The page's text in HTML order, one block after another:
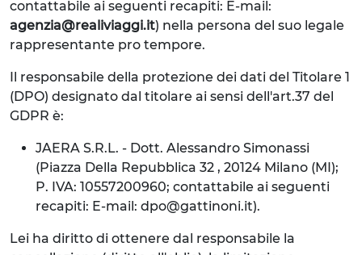
contattabile ai seguenti recapiti: E-mail:
agenzia@realiviaggi.it) nella persona del suo legale
rappresentante pro tempore.
Il responsabile della protezione dei dati del Titolare 1
(DPO) designato dal titolare ai sensi dell'art.37 del
GDPR è:
JAERA S.R.L. - Dott. Alessandro Simonassi
(Piazza Della Repubblica 32 , 20124 Milano (MI);
P. IVA: 10557200960; contattabile ai seguenti
recapiti: E-mail: dpo@gattinoni.it).
Lei ha diritto di ottenere dal responsabile la